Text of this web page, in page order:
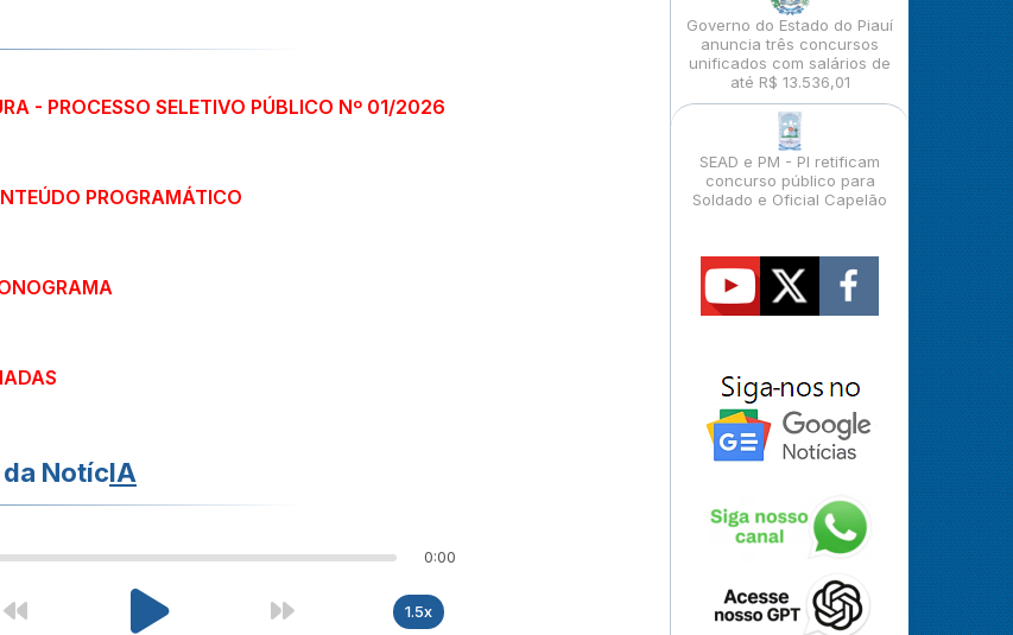
- PROCESSO SELETIVO PÚBLICO Nº 01/2026
PROGRAMÁTICO
NotícIA
0:00
1.5x
Governo do Estado do Piauí
anuncia três concursos
unificados com salários de
até R$ 13.536,01
SEAD e PM - PI retificam
concurso público para
Soldado e Oficial Capelão